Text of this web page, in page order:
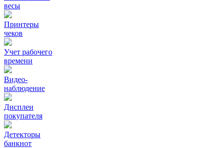
весы
Принтеры
чеков
Учет рабочего
времени
Видео‑
наблюдение
Дисплеи
покупателя
Детекторы
банкнот